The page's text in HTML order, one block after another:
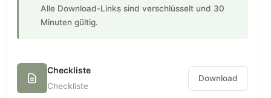
Alle Download-Links sind verschlüsselt und 30
Minuten gültig.
Checkliste
Checkliste
Download